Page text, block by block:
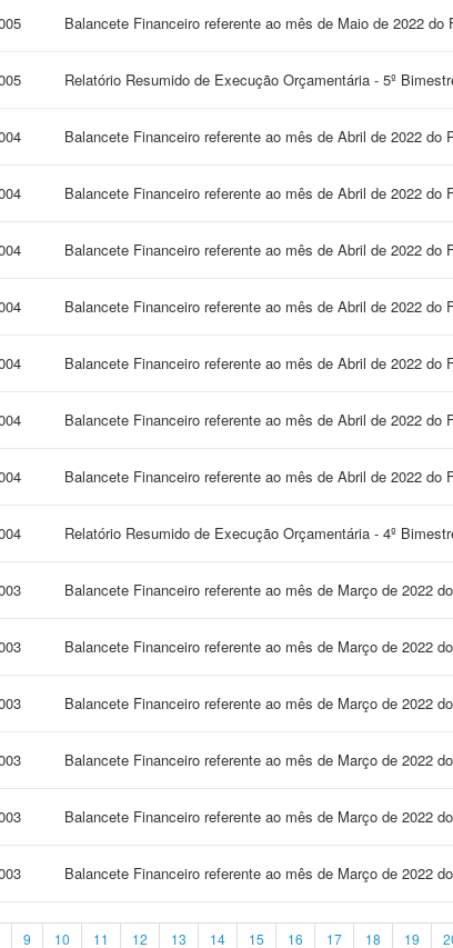
Balancete Financeiro referente ao mês de Maio de 2022
Relatório Resumido de Execução Orçamentária - 5º
Balancete Financeiro referente ao mês de Abril de 2022 do
Balancete Financeiro referente ao mês de Abril de 2022 do
Balancete Financeiro referente ao mês de Abril de 2022 do
Balancete Financeiro referente ao mês de Abril de 2022 do
Balancete Financeiro referente ao mês de Abril de 2022 do
Balancete Financeiro referente ao mês de Abril de 2022
Balancete Financeiro referente ao mês de Abril de 2022
Relatório Resumido de Execução Orçamentária - 4º
Balancete Financeiro referente ao mês de Março de 2022
Balancete Financeiro referente ao mês de Março de 2022
Balancete Financeiro referente ao mês de Março de 2022
Balancete Financeiro referente ao mês de Março de 2022
Balancete Financeiro referente ao mês de Março de 2022
Balancete Financeiro referente ao mês de Março de 2022
9 10 11 12 13 14 15 16 17 18 19